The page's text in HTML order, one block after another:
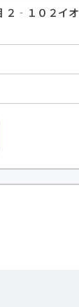
２‐１０２イオ